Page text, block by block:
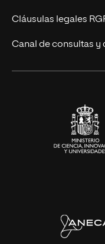
UNIR Revista
Eventos
Cláusulas legales
Canal de consultas y